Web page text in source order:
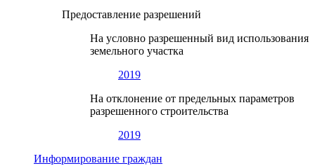
Предоставление разрешений
На условно разрешенный вид использования
земельного участка
2019
На отклонение от предельных параметров
разрешенного строительства
2019
Информирование граждан